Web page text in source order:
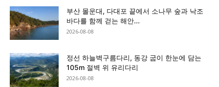
부산 몰운대, 다대포 끝에서 소나무 숲과 낙조
바다를 함께 걷는 해안...
2026-08-08
정선 하늘벽구름다리, 동강 굽이 한눈에 담는
105m 절벽 위 유리다리
2026-08-08